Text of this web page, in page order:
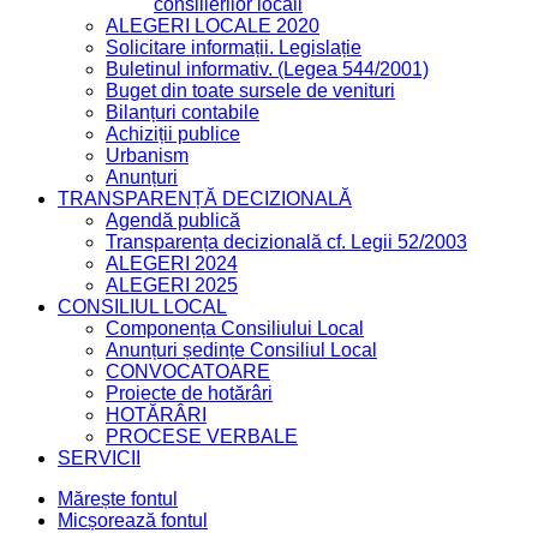
consilierilor locali
ALEGERI LOCALE 2020
Solicitare informații. Legislație
Buletinul informativ. (Legea 544/2001)
Buget din toate sursele de venituri
Bilanțuri contabile
Achiziții publice
Urbanism
Anunțuri
TRANSPARENȚĂ DECIZIONALĂ
Agendă publică
Transparența decizională cf. Legii 52/2003
ALEGERI 2024
ALEGERI 2025
CONSILIUL LOCAL
Componența Consiliului Local
Anunțuri ședințe Consiliul Local
CONVOCATOARE
Proiecte de hotărâri
HOTĂRÂRI
PROCESE VERBALE
SERVICII
Mărește fontul
Micșorează fontul